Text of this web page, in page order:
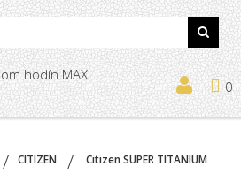
0
CITIZEN
Citizen SUPER TITANIUM